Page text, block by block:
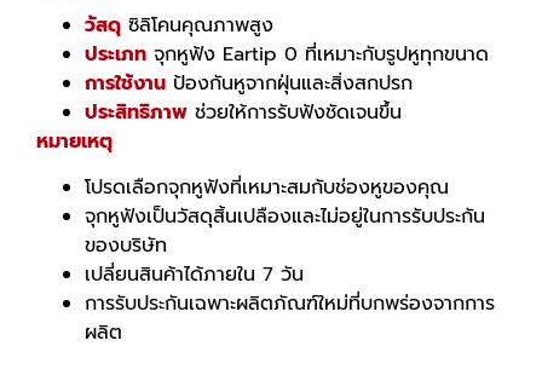
วัสดุ ซิลิโคนคุณภาพสูง
ประเภท จุกหูฟัง Eartip 0 ที่เหมาะกับรูปหูทุกขนาด
การใช้งาน ป้องกันหูจากฝุ่นและสิ่งสกปรก
ประสิทธิภาพ ช่วยให้การรับฟังชัดเจนขึ้น
หมายเหตุ
โปรดเลือกจุกหูฟังที่เหมาะสมกับช่องหูของคุณ
จุกหูฟังเป็นวัสดุสิ้นเปลืองและไม่อยู่ในการรับประกัน
ของบริษัท
เปลี่ยนสินค้าได้ภายใน 7 วัน
การรับประกันเฉพาะผลิตภัณฑ์ใหม่ที่บกพร่องจากการ
ผลิต